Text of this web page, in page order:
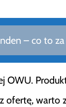
– co to
OWU.
ofertę, warto